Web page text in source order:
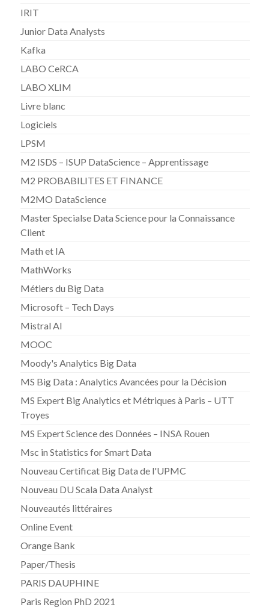
IRIT
Junior Data Analysts
Kafka
LABO CeRCA
LABO XLIM
Livre blanc
Logiciels
LPSM
M2 ISDS – ISUP DataScience – Apprentissage
M2 PROBABILITES ET FINANCE
M2MO DataScience
Master Specialse Data Science pour la Connaissance
Client
Math et IA
MathWorks
Métiers du Big Data
Microsoft – Tech Days
Mistral AI
MOOC
Moody's Analytics Big Data
MS Big Data : Analytics Avancées pour la Décision
MS Expert Big Analytics et Métriques à Paris – UTT
Troyes
MS Expert Science des Données – INSA Rouen
Msc in Statistics for Smart Data
Nouveau Certificat Big Data de l'UPMC
Nouveau DU Scala Data Analyst
Nouveautés littéraires
Online Event
Orange Bank
Paper/Thesis
PARIS DAUPHINE
Paris Region PhD 2021